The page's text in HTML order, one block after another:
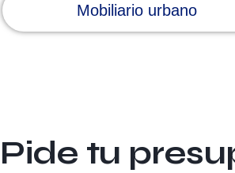
Mobiliario urbano
Pide tu